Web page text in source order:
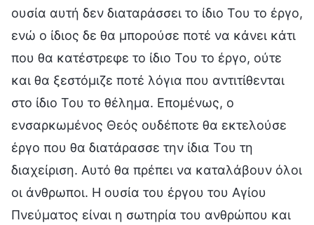
ουσία αυτή δεν διαταράσσει το ίδιο Του το έργο,
ενώ ο ίδιος δε θα μπορούσε ποτέ να κάνει κάτι
που θα κατέστρεφε το ίδιο Του το έργο, ούτε
και θα ξεστόμιζε ποτέ λόγια που αντιτίθενται
στο ίδιο Του το θέλημα. Επομένως, ο
ενσαρκωμένος Θεός ουδέποτε θα εκτελούσε
έργο που θα διατάρασσε την ίδια Του τη
διαχείριση. Αυτό θα πρέπει να καταλάβουν όλοι
οι άνθρωποι. Η ουσία του έργου του Αγίου
Πνεύματος είναι η σωτηρία του ανθρώπου και